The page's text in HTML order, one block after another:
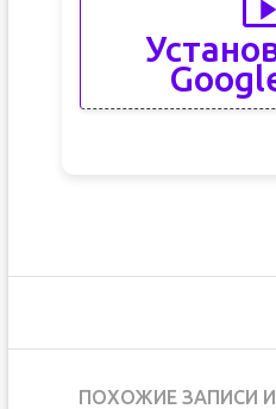
ПОХОЖИЕ ЗАПИСИ